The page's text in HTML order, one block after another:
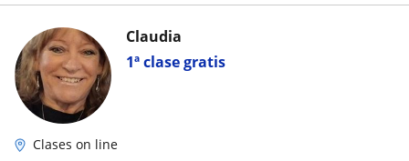
1ª clase gratis
Claudia
Clases on line